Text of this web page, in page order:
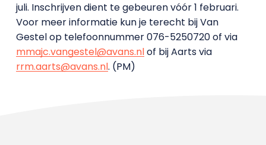
juli. Inschrijven dient te gebeuren vóór 1 februari.
Voor meer informatie kun je terecht bij Van
Gestel op telefoonnummer 076-5250720 of via
mmajc.vangestel@avans.nlof bij Aarts via
rrm.aarts@avans.nl. (PM)